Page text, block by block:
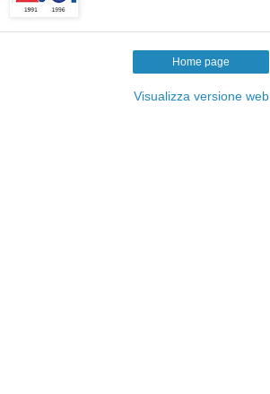
Home page
Visualizza versione web